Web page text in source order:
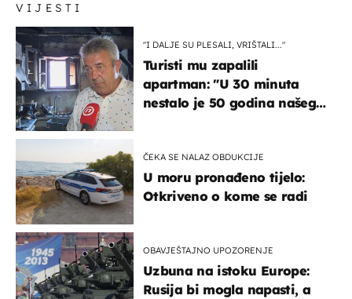
VIJESTI
"I DALJE SU PLESALI, VRIŠTALI..."
Turisti mu zapalili
apartman: "U 30 minuta
nestalo je 50 godina našeg
ČEKA SE NALAZ OBDUKCIJE
U moru pronađeno tijelo:
Otkriveno o kome se radi
OBAVJEŠTAJNO UPOZORENJE
Uzbuna na istoku Europe:
Rusija bi mogla napasti, a